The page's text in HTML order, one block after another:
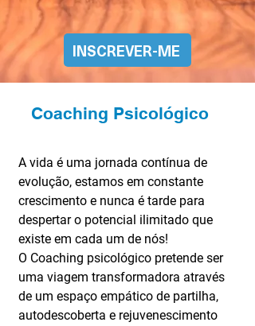
INSCREVER-ME
Coaching Psicológico
A vida é uma jornada contínua de
evolução, estamos em constante
crescimento e nunca é tarde para
despertar o potencial ilimitado que
existe em cada um de nós!
O Coaching psicológico pretende ser
uma viagem transformadora através
de um espaço empático de partilha,
autodescoberta e rejuvenescimento